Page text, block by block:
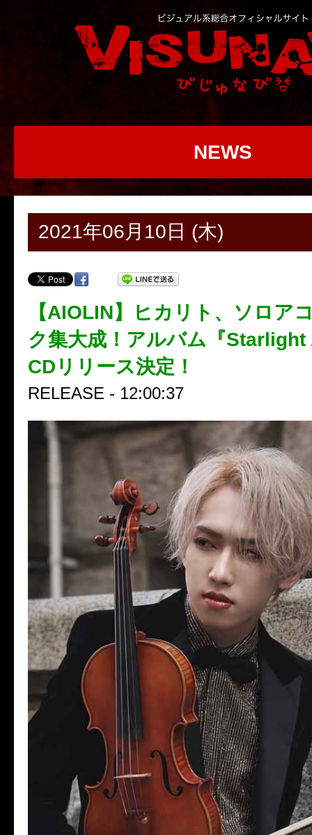
NEWS
2021年06月10日 (木)
【AIOLIN】ヒカリト、ソロア
ク集大成！アルバム『
CDリリース決定！
RELEASE - 12:00:37